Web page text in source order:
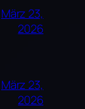
März 23,
2026
März 23,
2026